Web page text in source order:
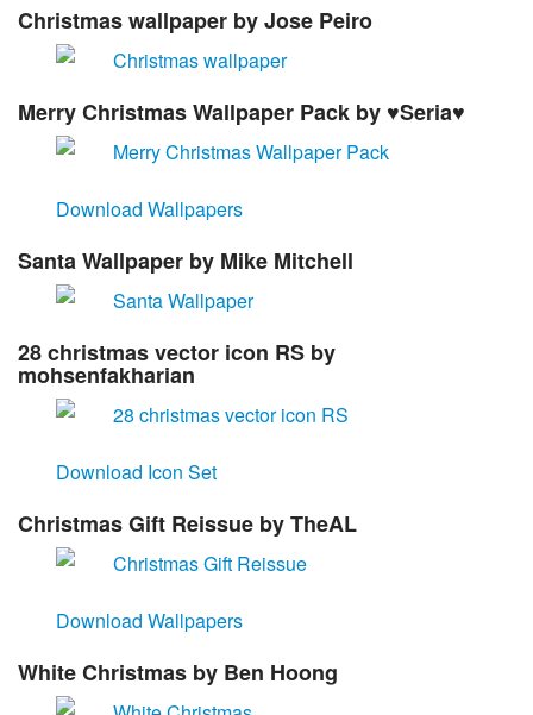
Christmas wallpaper by Jose Peiro
Merry Christmas Wallpaper Pack by ♥Seria♥
Download Wallpapers
Santa Wallpaper by Mike Mitchell
28 christmas vector icon RS by
mohsenfakharian
Download Icon Set
Christmas Gift Reissue by TheAL
Download Wallpapers
White Christmas by Ben Hoong